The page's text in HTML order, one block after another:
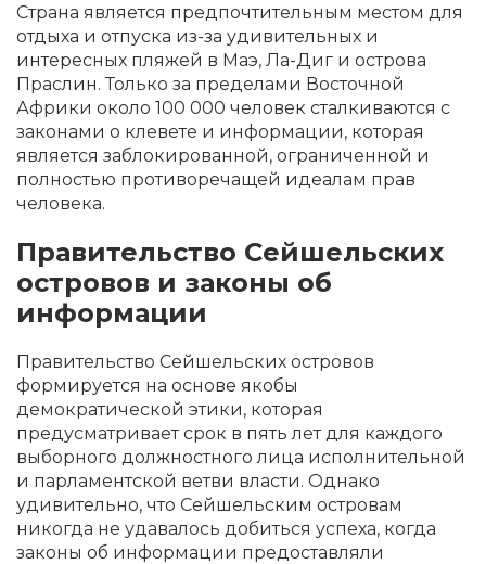
Страна является предпочтительным местом для
отдыха и отпуска из-за удивительных и
интересных пляжей в Маэ, Ла-Диг и острова
Праслин. Только за пределами Восточной
Африки около 100 000 человек сталкиваются с
законами о клевете и информации, которая
является заблокированной, ограниченной и
полностью противоречащей идеалам прав
человека.
Правительство Сейшельских
островов и законы об
информации
Правительство Сейшельских островов
формируется на основе якобы
демократической этики, которая
предусматривает срок в пять лет для каждого
выборного должностного лица исполнительной
и парламентской ветви власти. Однако
удивительно, что Сейшельским островам
никогда не удавалось добиться успеха, когда
законы об информации предоставляли